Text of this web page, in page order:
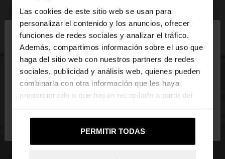
Las cookies de este sitio web se usan para
personalizar el contenido y los anuncios, ofrecer
funciones de redes sociales y analizar el tráfico.
Además, compartimos información sobre el uso que
haga del sitio web con nuestros partners de redes
sociales, publicidad y análisis web, quienes pueden
combinarla con otra información que les haya
proporcionado o que hayan recopilado a partir del
PERMITIR TODAS
hola
Estás accediendo a la web de Mexico. ¿Quieres ir a
la web de United States?